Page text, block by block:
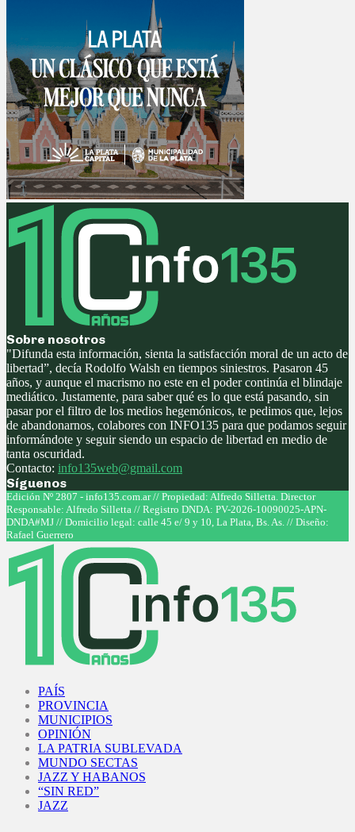
Sobre nosotros
"Difunda esta información, sienta la satisfacción moral de un acto de
libertad”, decía Rodolfo Walsh en tiempos siniestros. Pasaron 45
años, y aunque el macrismo no este en el poder continúa el blindaje
mediático. Justamente, para saber qué es lo que está pasando, sin
pasar por el filtro de los medios hegemónicos, te pedimos que, lejos
de abandonarnos, colabores con INFO135 para que podamos seguir
informándote y seguir siendo un espacio de libertad en medio de
tanta oscuridad.
Contacto: info135web@gmail.com
Síguenos
Facebook
Twitter
Instagram
Youtube
Edición Nº 2807 - info135.com.ar // Propiedad: Alfredo Silletta. Director
Responsable: Alfredo Silletta // Registro DNDA: PV-2026-10090025-APN-
DNDA#MJ // Domicilio legal: calle 45 e/ 9 y 10, La Plata, Bs. As. // Diseño:
Rafael Guerrero
PAÍS
PROVINCIA
MUNICIPIOS
OPINIÓN
LA PATRIA SUBLEVADA
MUNDO SECTAS
JAZZ Y HABANOS
“SIN RED”
JAZZ